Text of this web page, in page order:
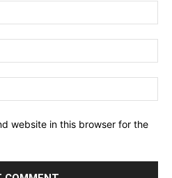
website in this browser for the